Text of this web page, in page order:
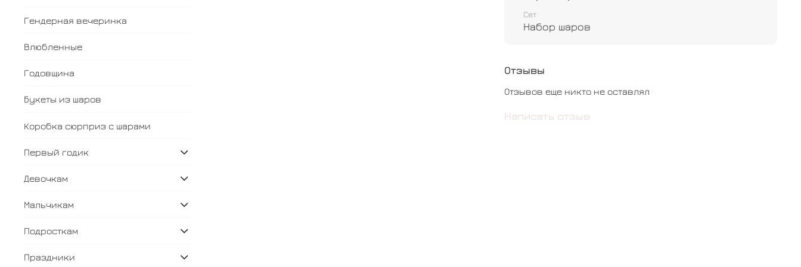
Сет
Набор шаров
Отзывы
Отзывов еще никто не оставлял
Написать отзыв
Гендерная вечеринка
Влюбленные
Годовщина
Букеты из шаров
Коробка сюрприз с шарами
Первый годик
Девочкам
Мальчикам
Подросткам
Праздники